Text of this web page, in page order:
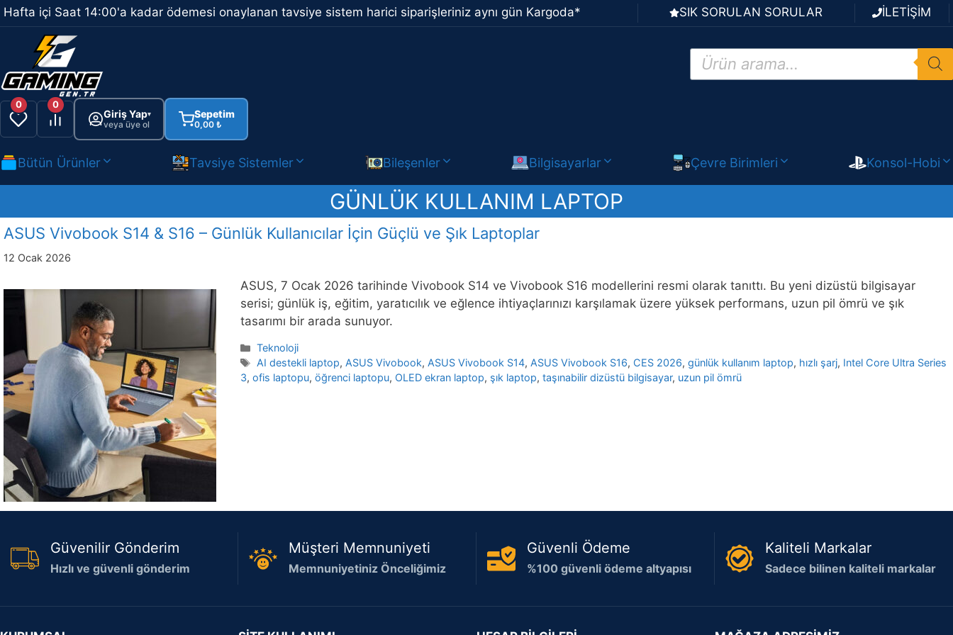
İçeriğe
atla
Hafta içi Saat 14:00'a kadar ödemesi onaylanan tavsiye sistem harici siparişleriniz aynı gün Kargoda* SIK SORULAN SORULAR İLETİŞİM
Products
search
0 0
Giriş Yap▾
veya üye ol
Sepetim
0,00 ₺
Bütün Ürünler Tavsiye Sistemler Bileşenler Bilgisayarlar Çevre Birimleri Konsol-Hobi
GÜNLÜK KULLANIM LAPTOP
ASUS Vivobook S14 & S16 – Günlük Kullanıcılar İçin Güçlü ve Şık Laptoplar
12 Ocak 2026
ASUS, 7 Ocak 2026 tarihinde Vivobook S14 ve Vivobook S16 modellerini resmi olarak tanıttı. Bu yeni dizüstü bilgisayar
serisi; günlük iş, eğitim, yaratıcılık ve eğlence ihtiyaçlarınızı karşılamak üzere yüksek performans, uzun pil ömrü ve şık
tasarımı bir arada sunuyor.
Kategoriler
Teknoloji
Etiketler
AI destekli laptop, ASUS Vivobook, ASUS Vivobook S14, ASUS Vivobook S16, CES 2026,günlük kullanım laptop, hızlı şarj, Intel Core Ultra Series
3, ofis laptopu, öğrenci laptopu, OLED ekran laptop, şık laptop, taşınabilir dizüstü bilgisayar, uzun pil ömrü
Güvenilir Gönderim
Hızlı ve güvenli gönderim
Müşteri Memnuniyeti
Memnuniyetiniz Önceliğimiz
Güvenli Ödeme
%100 güvenli ödeme altyapısı
Kaliteli Markalar
Sadece bilinen kaliteli markalar